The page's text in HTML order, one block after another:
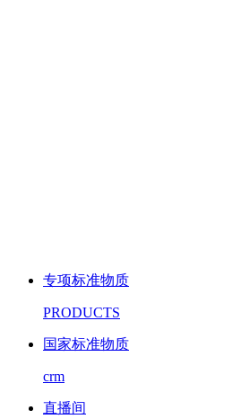
专项标准物质
PRODUCTS
国家标准物质
crm
直播间